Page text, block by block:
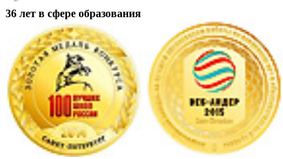
36 лет в сфере образования